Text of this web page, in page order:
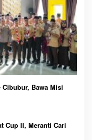
Cibubur, Bawa Misi
Cup II, Meranti Cari